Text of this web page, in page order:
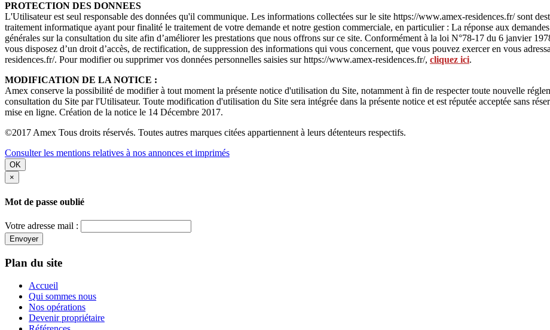
PROTECTION DES DONNEES
L'Utilisateur est seul responsable des données qu'il communique. Les informations collectées sur le site https://www.amex-residences.fr/ sont
traitement informatique ayant pour finalité le traitement de votre demande et notre gestion commerciale, en particulier : La réponse aux
générales sur la consultation du site afin d’améliorer les prestations que nous offrons sur ce site. Conformément à la loi N°78-17 du 6 janvier
vous disposez d’un droit d’accès, de rectification, de suppression des informations qui vous concernent, que vous pouvez exercer en vous
residences.fr/. Pour modifier ou supprimer vos données personnelles saisies sur https://www.amex-residences.fr/, cliquez ici.
MODIFICATION DE LA NOTICE :
Amex conserve la possibilité de modifier à tout moment la présente notice d'utilisation du Site, notamment à fin de respecter toute nouvelle
consultation du Site par l'Utilisateur. Toute modification d'utilisation du Site sera intégrée dans la présente notice et est réputée acceptée sans
mise en ligne. Création de la notice le 14 Décembre 2017.
©2017 Amex Tous droits réservés. Toutes autres marques citées appartiennent à leurs détenteurs respectifs.
Consulter les mentions relatives à nos annonces et imprimés
OK
×
Mot de passe oublié
Votre adresse mail :
Envoyer
Plan du site
Accueil
Qui sommes nous
Nos opérations
Devenir propriétaire